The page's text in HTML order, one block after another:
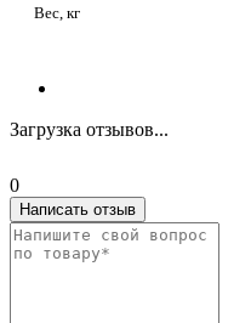
Вес, кг
Загрузка отзывов...
0
Написать отзыв